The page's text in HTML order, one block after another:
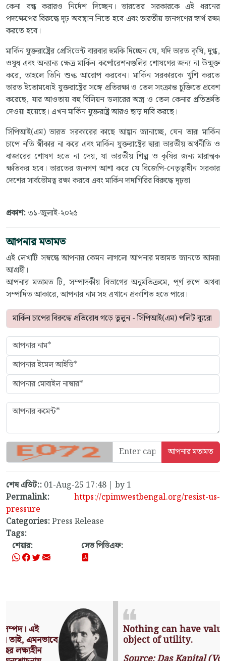
কেনা বন্ধ করারও নির্দেশ দিচ্ছেন। ভারতের সরকারকে এই ধরনের
পদক্ষেপের বিরুদ্ধে দৃঢ় অবস্থান নিতে হবে এবং ভারতীয় জনগণের স্বার্থ রক্ষা
করতে হবে।
মার্কিন যুক্তরাষ্ট্রের প্রেসিডেন্ট বারবার হুমকি দিচ্ছেন যে, যদি ভারত কৃষি, দুগ্ধ,
ওষুধ এবং অন্যান্য ক্ষেত্র মার্কিন কর্পোরেশনগুলির শোষণের জন্য না উন্মুক্ত
করে, তাহলে তিনি শুল্ক আরোপ করবেন। মার্কিন সরকারকে খুশি করতে
ভারত ইতোমধ্যেই যুক্তরাষ্ট্রের সঙ্গে প্রতিরক্ষা ও তেল সংক্রান্ত চুক্তিতে প্রবেশ
করেছে, যার আওতায় বহু বিলিয়ন ডলারের অস্ত্র ও তেল কেনার প্রতিশ্রুতি
দেওয়া হয়েছে। এখন মার্কিন যুক্তরাষ্ট্র আরও ছাড় দাবি করছে।
সিপিআই(এম) ভারত সরকারের কাছে আহ্বান জানাচ্ছে, যেন তারা মার্কিন
চাপে নতি স্বীকার না করে এবং মার্কিন যুক্তরাষ্ট্রের দ্বারা ভারতীয় অর্থনীতি ও
বাজারের শোষণ হতে না দেয়, যা ভারতীয় শিল্প ও কৃষির জন্য মারাত্মক
ক্ষতিকর হবে। ভারতের জনগণ আশা করে যে বিজেপি-নেতৃত্বাধীন সরকার
দেশের সার্বভৌমত্ব রক্ষা করবে এবং মার্কিন দাদাগিরির বিরুদ্ধে দৃঢ়ভা
প্রকাশ: ৩১-জুলাই-২০২৫
আপনার মতামত
এই লেখাটি সম্বন্ধে আপনার কেমন লাগলো আপনার মতামত জানতে আমরা
আগ্রহী।
আপনার মতামত টি, সম্পাদকীয় বিভাগের অনুমতিক্রমে, পূর্ণ রূপে অথবা
সম্পাদিত আকারে, আপনার নাম সহ এখানে প্রকাশিত হতে পারে।
শেষ এডিট:: 01-Aug-25 17:48 | by 1
Permalink:
https://cpimwestbengal.org/resist-us-
pressure
Categories:Press Release
Tags:
শেয়ার:
সেভ পিডিএফ:
Nothing can have value without being an
object of utility.